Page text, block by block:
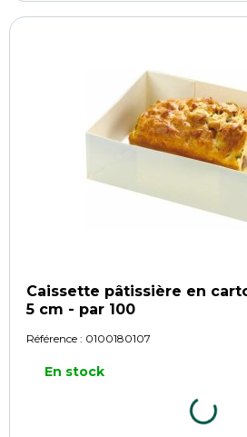
Caissette pâtissière en
5 cm - par 100
Référence : 0100180107
En stock